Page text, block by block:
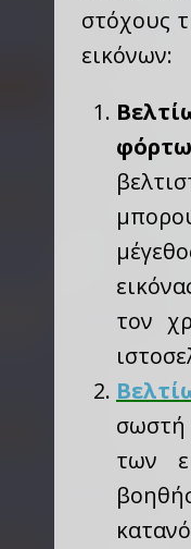
στόχους
εικόνων:
τον
των